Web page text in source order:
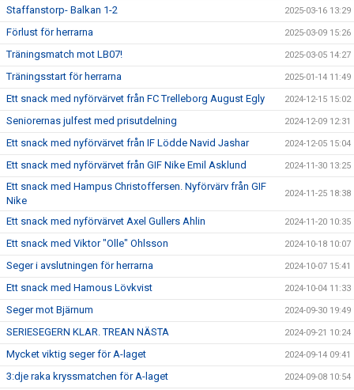
Staffanstorp- Balkan 1-2 2025-03-16 13:29
Förlust för herrarna 2025-03-09 15:26
Träningsmatch mot LB07! 2025-03-05 14:27
Träningsstart för herrarna 2025-01-14 11:49
Ett snack med nyförvärvet från FC Trelleborg August Egly 2024-12-15 15:02
Seniorernas julfest med prisutdelning 2024-12-09 12:31
Ett snack med nyförvärvet från IF Lödde Navid Jashar 2024-12-05 15:04
Ett snack med nyförvärvet från GIF Nike Emil Asklund 2024-11-30 13:25
Ett snack med Hampus Christoffersen. Nyförvärv från GIF
Nike
2024-11-25 18:38
Ett snack med nyförvärvet Axel Gullers Ahlin 2024-11-20 10:35
Ett snack med Viktor "Olle" Ohlsson 2024-10-18 10:07
Seger i avslutningen för herrarna 2024-10-07 15:41
Ett snack med Hamous Lövkvist 2024-10-04 11:33
Seger mot Bjärnum 2024-09-30 19:49
SERIESEGERN KLAR. TREAN NÄSTA 2024-09-21 10:24
Mycket viktig seger för A-laget 2024-09-14 09:41
3:dje raka kryssmatchen för A-laget 2024-09-08 10:54